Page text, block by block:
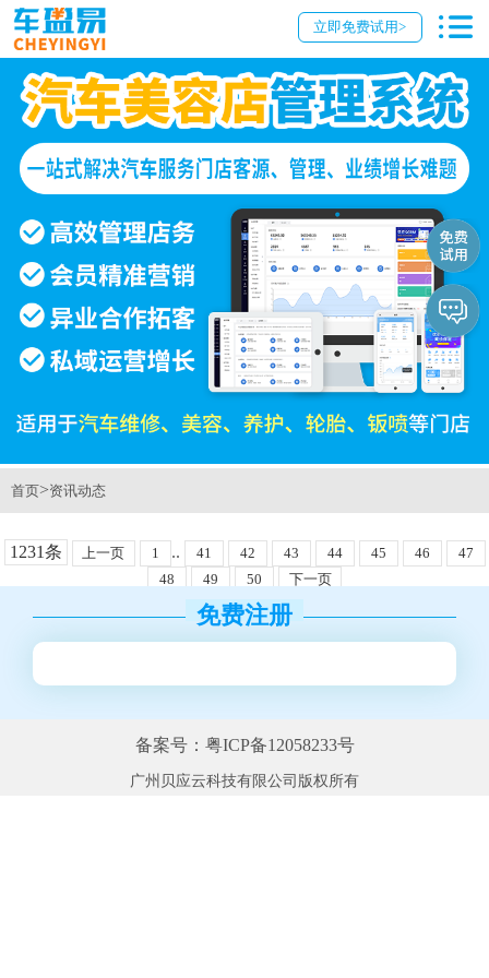
立即免费试用>
首页 >资讯动态
1231条 上一页 1 .. 41 42 43 44 45 46
47
48
49 50 下一页
免费注册
备案号：粤ICP备12058233号
广州贝应云科技有限公司版权所有